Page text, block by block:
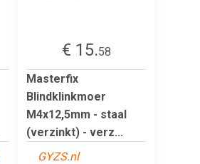
€ 15.58
Masterfix
Blindklinkmoer
M4x12,5mm - staal
(verzinkt) - verz...
GYZS.nl